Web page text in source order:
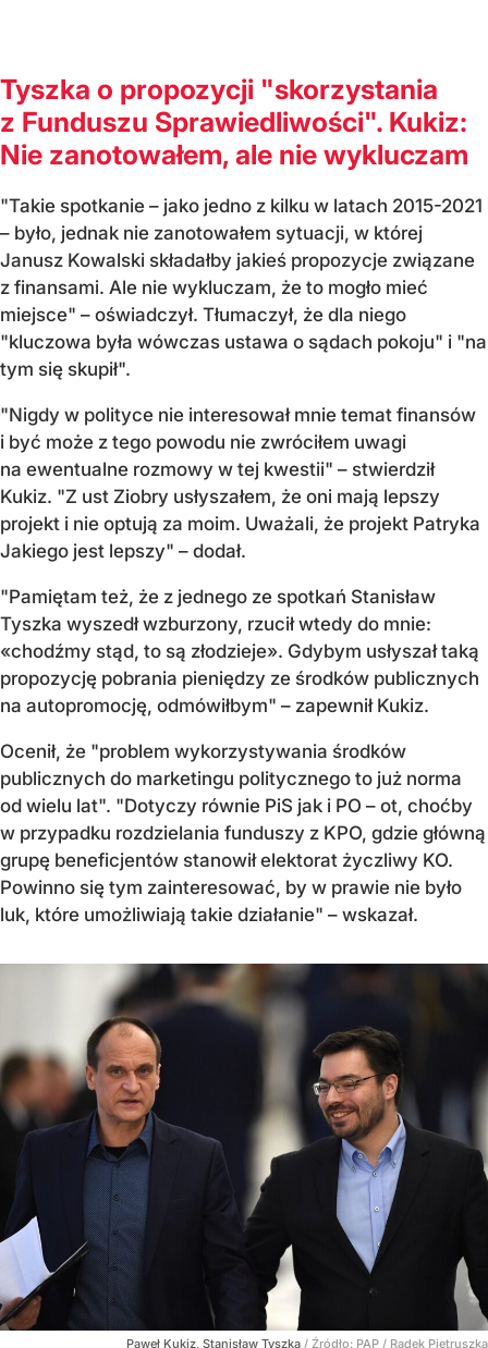
Tyszka o propozycji "skorzystania
z Funduszu Sprawiedliwości". Kukiz:
Nie zanotowałem, ale nie wykluczam
"Takie spotkanie – jako jedno z kilku w latach 2015-2021
– było, jednak nie zanotowałem sytuacji, w której
Janusz Kowalski składałby jakieś propozycje związane
z finansami. Ale nie wykluczam, że to mogło mieć
miejsce" – oświadczył. Tłumaczył, że dla niego
"kluczowa była wówczas ustawa o sądach pokoju" i "na
tym się skupił".
"Nigdy w polityce nie interesował mnie temat finansów
i być może z tego powodu nie zwróciłem uwagi
na ewentualne rozmowy w tej kwestii" – stwierdził
Kukiz. "Z ust Ziobry usłyszałem, że oni mają lepszy
projekt i nie optują za moim. Uważali, że projekt Patryka
Jakiego jest lepszy" – dodał.
"Pamiętam też, że z jednego ze spotkań Stanisław
Tyszka wyszedł wzburzony, rzucił wtedy do mnie:
«chodźmy stąd, to są złodzieje». Gdybym usłyszał taką
propozycję pobrania pieniędzy ze środków publicznych
na autopromocję, odmówiłbym" – zapewnił Kukiz.
Ocenił, że "problem wykorzystywania środków
publicznych do marketingu politycznego to już norma
od wielu lat". "Dotyczy równie PiS jak i PO – ot, choćby
w przypadku rozdzielania funduszy z KPO, gdzie główną
grupę beneficjentów stanowił elektorat życzliwy KO.
Powinno się tym zainteresować, by w prawie nie było
luk, które umożliwiają takie działanie" – wskazał.
Paweł Kukiz, Stanisław Tyszka / Źródło: PAP / Radek Pietruszka